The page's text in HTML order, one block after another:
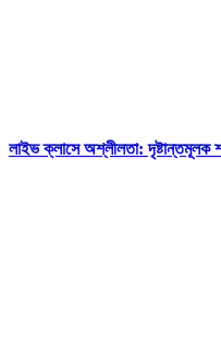
লাইভ ক্লাসে অশ্লীলতা: দৃষ্টান্তমূলক